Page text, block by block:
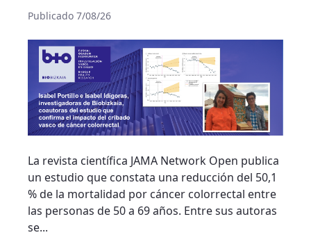
Publicado 7/08/26
La revista científica JAMA Network Open publica
un estudio que constata una reducción del 50,1
% de la mortalidad por cáncer colorrectal entre
las personas de 50 a 69 años. Entre sus autoras
se...